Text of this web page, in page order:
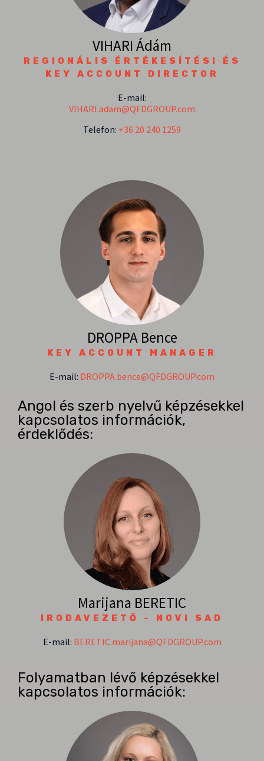
VIHARI Ádám
REGIONÁLIS ÉRTÉKESÍTÉSI ÉS
KEY ACCOUNT DIRECTOR
E-mail:
VIHARI.adam@QFDGROUP.com
Telefon: +36 20 240 1259
DROPPA Bence
KEY ACCOUNT MANAGER
E-mail: DROPPA.bence@QFDGROUP.com
Angol és szerb nyelvű képzésekkel
kapcsolatos információk,
érdeklődés:
Marijana BERETIC
IRODAVEZETŐ - NOVI SAD
E-mail: BERETIC.marijana@QFDGROUP.com
Folyamatban lévő képzésekkel
kapcsolatos információk: